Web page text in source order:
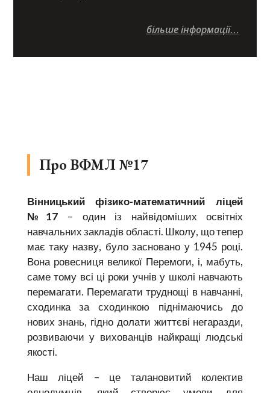
більше інформації…
Про ВФМЛ №17
Вінницький фізико-математичний ліцей
№17 – один із найвідоміших освітніх
навчальних закладів області. Школу, що тепер
має таку назву, було засновано у 1945 році.
Вона ровесниця великої Перемоги, і, мабуть,
саме тому всі ці роки учнів у школі навчають
перемагати. Перемагати труднощі в навчанні,
сходинка за сходинкою піднімаючись до
нових знань, гідно долати життєві негаразди,
розвиваючи у вихованців найкращі людські
якості.
Наш ліцей – це талановитий колектив